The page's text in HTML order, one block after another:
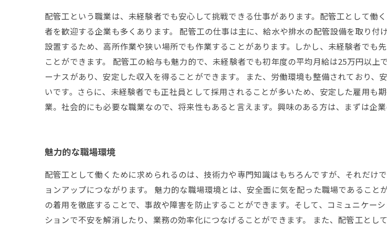
配管工という職業は、未経験者でも安心して挑戦できる仕事があります。配管工として働
者を歓迎する企業も多くあります。 配管工の仕事は主に、給水や排水の配管設備を取り付
設置するため、高所作業や狭い場所でも作業することがあります。しかし、未経験者でも
ことができます。 配管工の給与も魅力的で、未経験者でも初年度の平均月給は25万円以
ーナスがあり、安定した収入を得ることができます。 また、労働環境も整備されており
いです。さらに、未経験者でも正社員として採用されることが多いため、安定した雇用も
業。社会的にも必要な職業なので、将来性もあると言えます。興味のある方は、まずは企
魅力的な職場環境
配管工として働くために求められるのは、技術力や専門知識はもちろんですが、それだけ
ョンアップにつながります。 魅力的な職場環境とは、安全面に気を配った職場であるこ
の着用を徹底することで、事故や障害を防止することができます。そして、コミュニケー
ションで不安を解消したり、業務の効率化につなげることができます。 また、配管工と